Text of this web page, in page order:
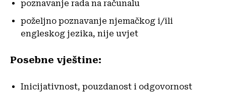
poznavanje rada na računalu
poželjno poznavanje njemačkog i/ili
engleskog jezika, nije uvjet
Posebne vještine:
Inicijativnost, pouzdanost i odgovornost